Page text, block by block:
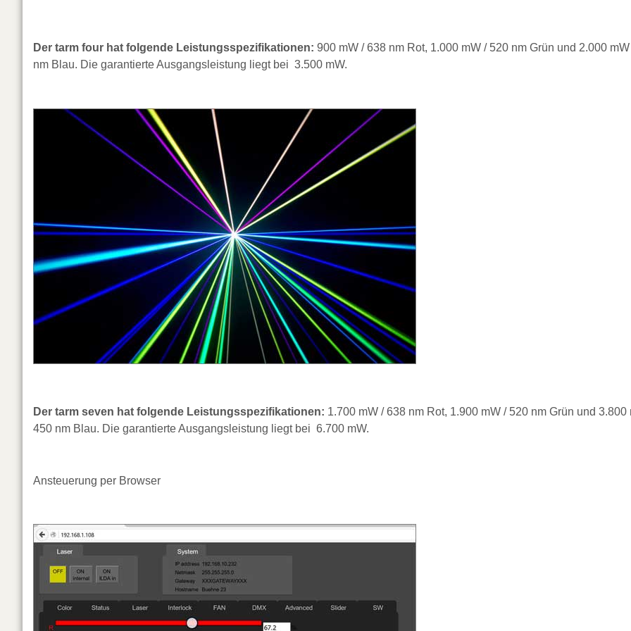
Der tarm four hat folgende Leistungsspezifikationen: 900 mW / 638 nm Rot, 1.000 mW / 520 nm Grün und 2.000
nm Blau. Die garantierte Ausgangsleistung liegt bei 3.500 mW.
Der tarm seven hat folgende Leistungsspezifikationen: 1.700 mW / 638 nm Rot, 1.900 mW / 520 nm Grün und 3.800
450 nm Blau. Die garantierte Ausgangsleistung liegt bei 6.700 mW.
Ansteuerung per Browser